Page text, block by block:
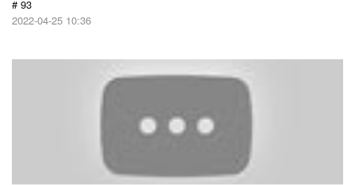
# 93
2022-04-25 10:36